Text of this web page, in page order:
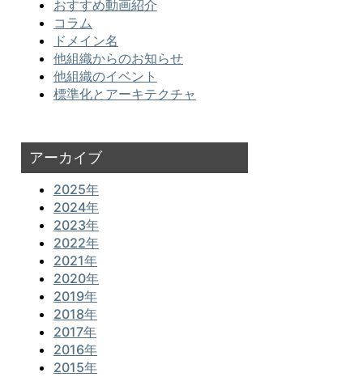
おすすめ動画紹介
コラム
ドメイン名
他組織からのお知らせ
他組織のイベント
標準化とアーキテクチャ
アーカイブ
2025年
2024年
2023年
2022年
2021年
2020年
2019年
2018年
2017年
2016年
2015年